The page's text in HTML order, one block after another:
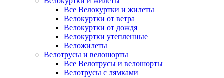
Все Велокуртки и жилеты
Велокуртки от ветра
Велокуртки от дождя
Велокуртки утепленные
Веложилеты
Велотрусы и велошорты
Все Велотрусы и велошорты
Велотрусы с лямками